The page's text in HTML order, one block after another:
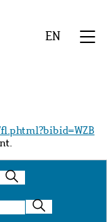
EN